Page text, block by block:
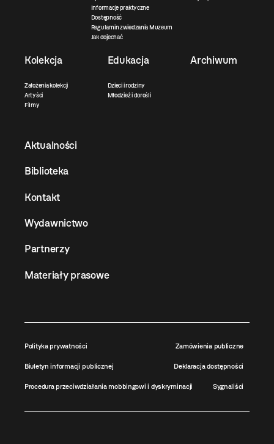
Informacje praktyczne
Dostępność
Regulamin zwiedzania Muzeum
Jak dojechać
Kolekcja
Założenia kolekcji
Artyści
Filmy
Edukacja
Dzieci i rodziny
Młodzież i dorośli
Archiwum
Aktualności
Biblioteka
Kontakt
Wydawnictwo
Partnerzy
Materiały prasowe
Polityka prywatności Zamówienia publiczne
Biuletyn informacji publicznej Deklaracja dostępności
Procedura przeciwdziałania mobbingowi i dyskryminacji Sygnaliści